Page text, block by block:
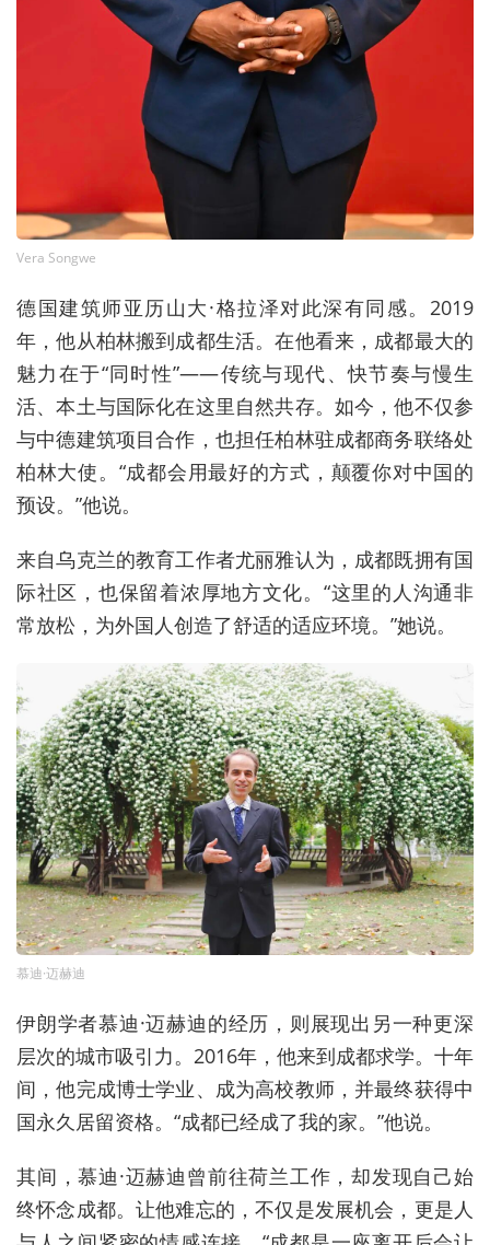
Vera Songwe
德国建筑师亚历山大·格拉泽对此深有同感。2019
年，他从柏林搬到成都生活。在他看来，成都最大的
魅力在于“同时性”——传统与现代、快节奏与慢生
活、本土与国际化在这里自然共存。如今，他不仅参
与中德建筑项目合作，也担任柏林驻成都商务联络处
柏林大使。“成都会用最好的方式，颠覆你对中国的
预设。”他说。
来自乌克兰的教育工作者尤丽雅认为，成都既拥有国
际社区，也保留着浓厚地方文化。“这里的人沟通非
常放松，为外国人创造了舒适的适应环境。”她说。
慕迪·迈赫迪
伊朗学者慕迪·迈赫迪的经历，则展现出另一种更深
层次的城市吸引力。2016年，他来到成都求学。十年
间，他完成博士学业、成为高校教师，并最终获得中
国永久居留资格。“成都已经成了我的家。”他说。
其间，慕迪·迈赫迪曾前往荷兰工作，却发现自己始
终怀念成都。让他难忘的，不仅是发展机会，更是人